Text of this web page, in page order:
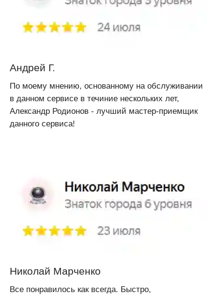
Андрей Г.
По моему мнению, основанному на обслуживании
в данном сервисе в течиние нескольких лет,
Александр Родионов - лучший мастер-приемщик
данного сервиса!
Николай Марченко
Все понравилось как всегда. Быстро,